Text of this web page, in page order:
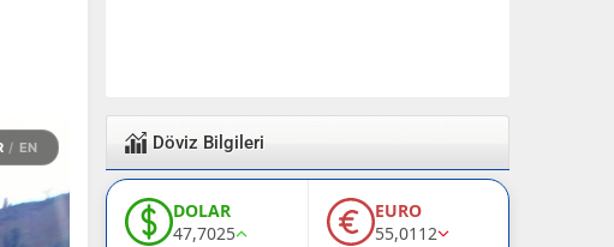
Döviz Bilgileri
DOLAR
47,7025
EURO
55,0112